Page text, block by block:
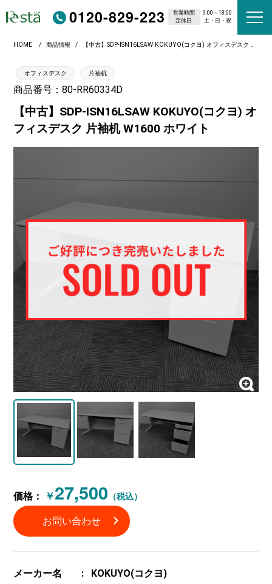
0120-829-223 営業時間
9:00～18:00
定休日
土・日・祝
HOME 商品情報 【中古】SDP-ISN16LSAW KOKUYO(コクヨ) オフィスデスク 片袖机 W1600 ホワイト
オフィスデスク 片袖机
商品番号：80-RR60334D
【中古】SDP-ISN16LSAW KOKUYO(コクヨ) オ
フィスデスク 片袖机 W1600 ホワイト
価格： ￥27,500 （税込）
お問い合わせ
メーカー名
KOKUYO(コクヨ)